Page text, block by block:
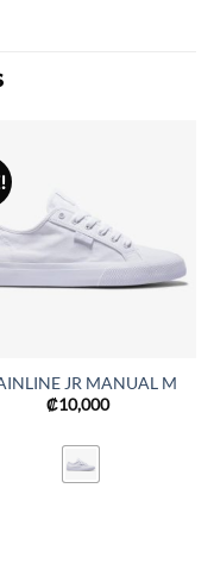
JR MANUAL M
₡10,000